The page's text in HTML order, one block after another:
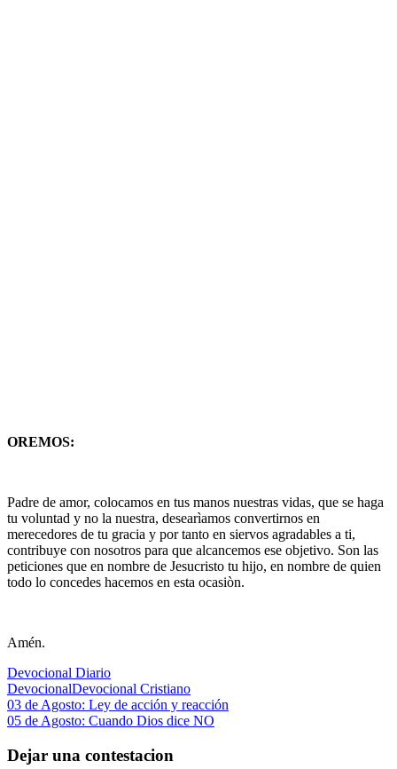
OREMOS:
Padre de amor, colocamos en tus manos nuestras vidas, que se haga
tu voluntad y no la nuestra, desearìamos convertirnos en
merecedores de tu gracia y por tanto en siervos agradables a ti,
contribuye con nosotros para que alcancemos ese objetivo. Son las
peticiones que en nombre de Jesucristo tu hijo, en nombre de quien
todo lo concedes hacemos en esta ocasiòn.
Amén.
Devocional Diario
DevocionalDevocional Cristiano
Navegación
de
entradas
Entrada
anterior:
03 de Agosto: Ley de acción y reacción
Siguiente
05 de Agosto: Cuando Dios dice NO
Dejar una contestacion